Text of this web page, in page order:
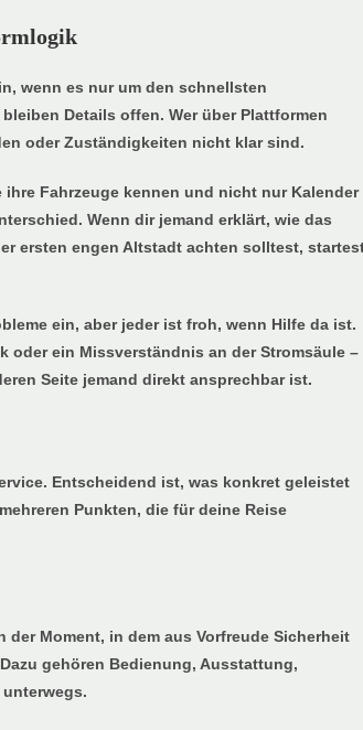
wenn es nur um den schnellsten
Details offen. Wer über Plattformen
oder Zuständigkeiten nicht klar sind.
Fahrzeuge kennen und nicht nur Kalender
Wenn dir jemand erklärt, wie das
ersten engen Altstadt achten solltest,
ein, aber jeder ist froh, wenn Hilfe da ist.
oder ein Missverständnis an der Stromsäule –
Seite jemand direkt ansprechbar ist.
Entscheidend ist, was konkret geleistet
Punkten, die für deine Reise
Moment, in dem aus Vorfreude Sicherheit
gehören Bedienung, Ausstattung,